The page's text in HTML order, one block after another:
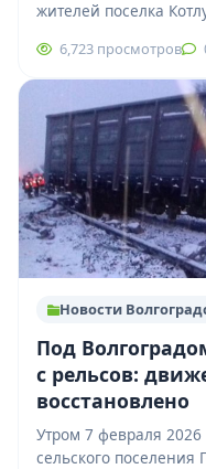
жителей поселка
возможной
6,723 просмотров
Новости
Под
с рельсов:
восстановлено
Утром 7 февраля
сельского поселения